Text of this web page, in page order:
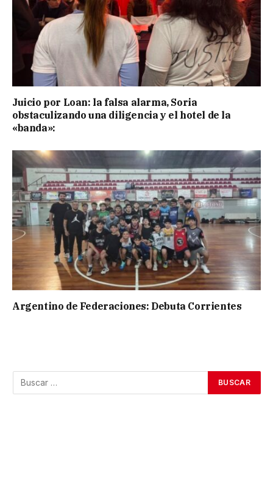
Juicio por Loan: la falsa alarma, Soria
obstaculizando una diligencia y el hotel de la
«banda»:
Argentino de Federaciones: Debuta Corrientes